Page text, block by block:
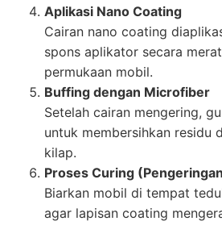
Aplikasi Nano Coating
Cairan nano coating
spons aplikator secara
permukaan mobil.
Buffing dengan Microfiber
Setelah cairan mengering,
untuk membersihkan residu
kilap.
Proses Curing
Biarkan mobil di tempat
agar lapisan coating